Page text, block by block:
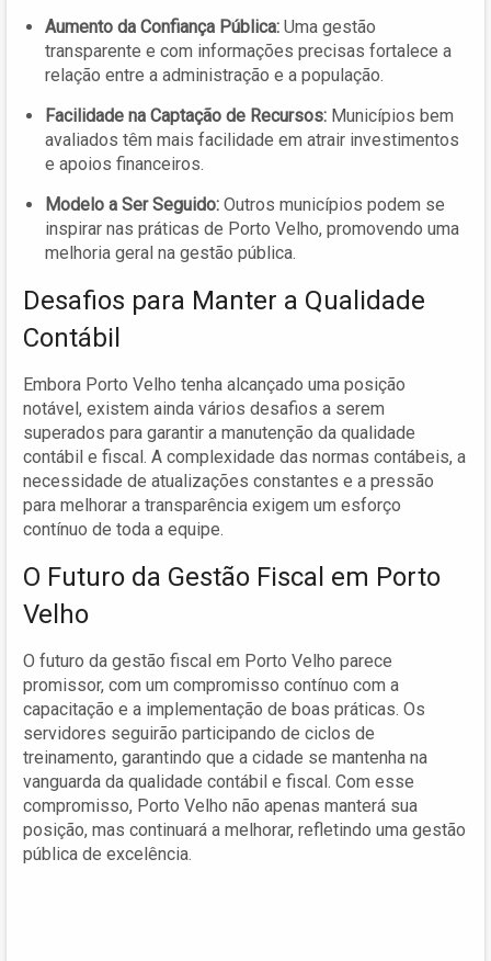
Aumento da Confiança Pública: Uma gestão
transparente e com informações precisas fortalece a
relação entre a administração e a população.
Facilidade na Captação de Recursos: Municípios bem
avaliados têm mais facilidade em atrair investimentos
e apoios financeiros.
Modelo a Ser Seguido: Outros municípios podem se
inspirar nas práticas de Porto Velho, promovendo uma
melhoria geral na gestão pública.
Desafios para Manter a Qualidade
Contábil
Embora Porto Velho tenha alcançado uma posição
notável, existem ainda vários desafios a serem
superados para garantir a manutenção da qualidade
contábil e fiscal. A complexidade das normas contábeis, a
necessidade de atualizações constantes e a pressão
para melhorar a transparência exigem um esforço
contínuo de toda a equipe.
O Futuro da Gestão Fiscal em Porto
Velho
O futuro da gestão fiscal em Porto Velho parece
promissor, com um compromisso contínuo com a
capacitação e a implementação de boas práticas. Os
servidores seguirão participando de ciclos de
treinamento, garantindo que a cidade se mantenha na
vanguarda da qualidade contábil e fiscal. Com esse
compromisso, Porto Velho não apenas manterá sua
posição, mas continuará a melhorar, refletindo uma gestão
pública de excelência.